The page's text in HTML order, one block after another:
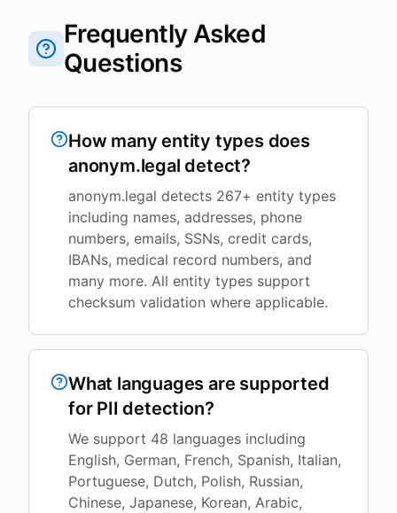
Frequently Asked
Questions
How many entity types does
anonym.legal detect?
anonym.legal detects 267+ entity types
including names, addresses, phone
numbers, emails, SSNs, credit cards,
IBANs, medical record numbers, and
many more. All entity types support
checksum validation where applicable.
What languages are supported
for PII detection?
We support 48 languages including
English, German, French, Spanish, Italian,
Portuguese, Dutch, Polish, Russian,
Chinese, Japanese, Korean, Arabic,